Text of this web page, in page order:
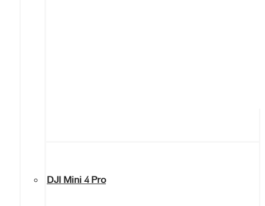
DJI Mini 4 Pro